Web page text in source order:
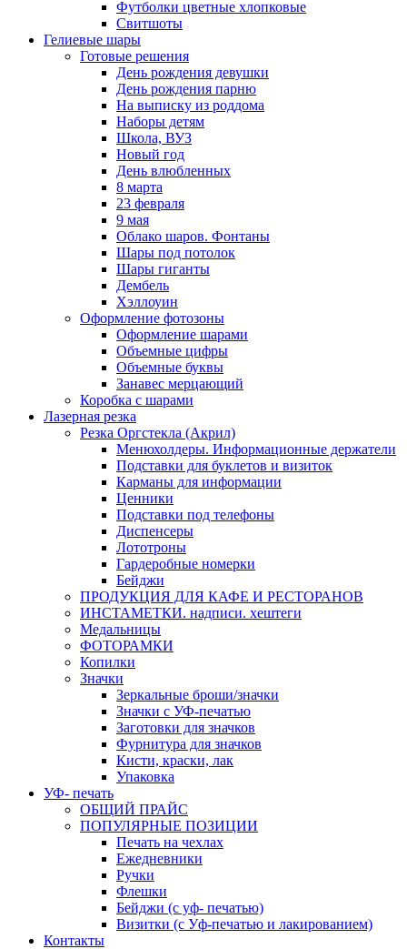
Футболки цветные хлопковые
Свитшоты
Гелиевые шары
Готовые решения
День рождения девушки
День рождения парню
На выписку из роддома
Наборы детям
Школа, ВУЗ
Новый год
День влюбленных
8 марта
23 февраля
9 мая
Облако шаров. Фонтаны
Шары под потолок
Шары гиганты
Дембель
Хэллоуин
Оформление фотозоны
Оформление шарами
Объемные цифры
Объемные буквы
Занавес мерцающий
Коробка с шарами
Лазерная резка
Резка Оргстекла (Акрил)
Менюхолдеры. Информационные держатели
Подставки для буклетов и визиток
Карманы для информации
Ценники
Подставки под телефоны
Диспенсеры
Лототроны
Гардеробные номерки
Бейджи
ПРОДУКЦИЯ ДЛЯ КАФЕ И РЕСТОРАНОВ
ИНСТАМЕТКИ. надписи. хештеги
Медальницы
ФОТОРАМКИ
Копилки
Значки
Зеркальные броши/значки
Значки с УФ-печатью
Заготовки для значков
Фурнитура для значков
Кисти, краски, лак
Упаковка
УФ- печать
ОБЩИЙ ПРАЙС
ПОПУЛЯРНЫЕ ПОЗИЦИИ
Печать на чехлах
Ежедневники
Ручки
Флешки
Бейджи (с уф- печатью)
Визитки (с Уф-печатью и лакированием)
Контакты